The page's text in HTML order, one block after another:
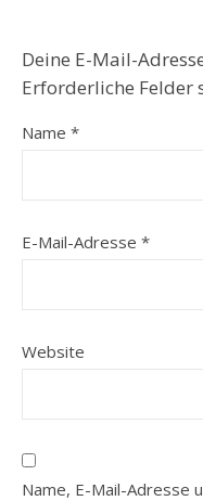
Deine E-Mail-
Erforderliche Felder
Name *
E-Mail-Adresse *
Website
Name, E-Mail-Adresse